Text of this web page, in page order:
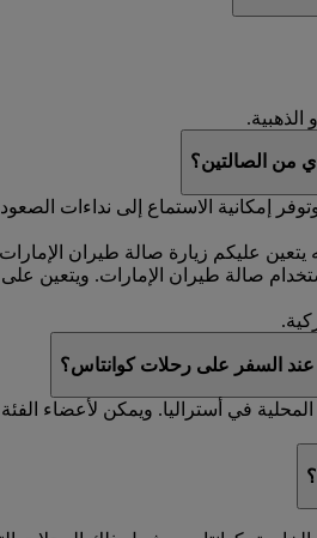
الذهبية.
من الصالتين؟
إمكانية الاستماع إلى نداءات
يتعين عليكم زيارة صالة طيران
صالة طيران الإمارات. ويتعين
عند السفر على رحلات كوانتاس؟
في أستراليا. ويمكن لأعضاء